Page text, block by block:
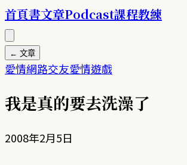
首頁書文章Podcast課程教練
← 文章
愛情網路交友愛情遊戲
我是真的要去洗澡了
2008年2月5日